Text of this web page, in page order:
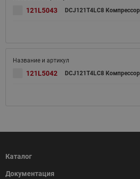
121L5043 DCJ121T4LC8
121L5042 DCJ121T4LC8
Каталог
Тепловая автоматика
Документация